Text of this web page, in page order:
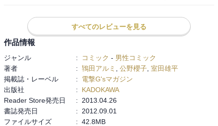
すべてのレビューを見る
作品情報
ジャンル : コミック - 男性コミック
著者
: 鴇田アルミ 公野櫻子 室田雄平
掲載誌・レーベル
:
電撃G'sマガジン
出版社
:
KADOKAWA
Reader Store発売日
:
2013.04.26
書誌発売日
:
2012.09.01
ファイルサイズ
: 42.8MB